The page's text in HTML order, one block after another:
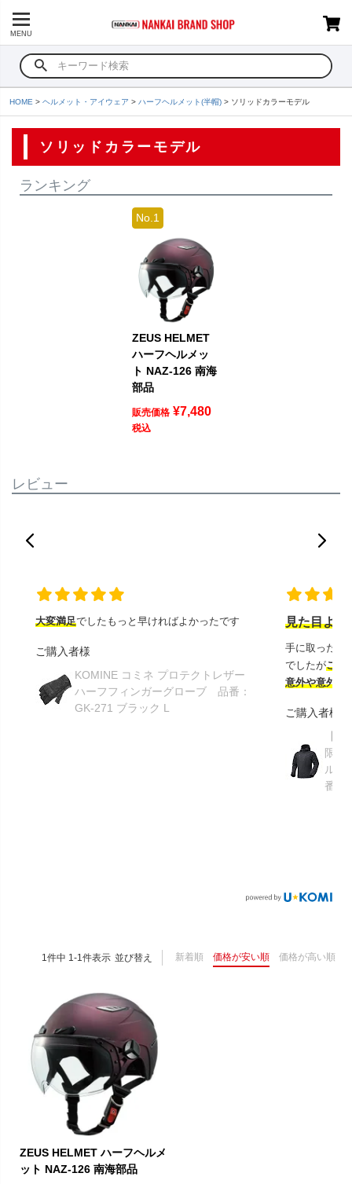
MENU
HOME ヘルメット・アイウェア ハーフヘルメット(半帽) ソリッドカラーモデル
ソリッドカラーモデル
ランキング
ZEUS HELMET
ハーフヘルメッ
ト NAZ-126 南海
部品
販売価格 ¥7,480
税込
レビュー
大変満足でしたもっと早ければよかったです
ご購入者様
KOMINE コミネ プロテクトレザー
ハーフフィンガーグローブ 品番：
GK-271 ブラック L
見た目より
手に取ったと
でしたがこの
意外や意外ス
ご購入者様
限り
ルメ
番：
並び替え 新着順 価格が安い順 価格が高い順
1件中 1-1件表示
ZEUS HELMET ハーフヘルメ
ット NAZ-126 南海部品